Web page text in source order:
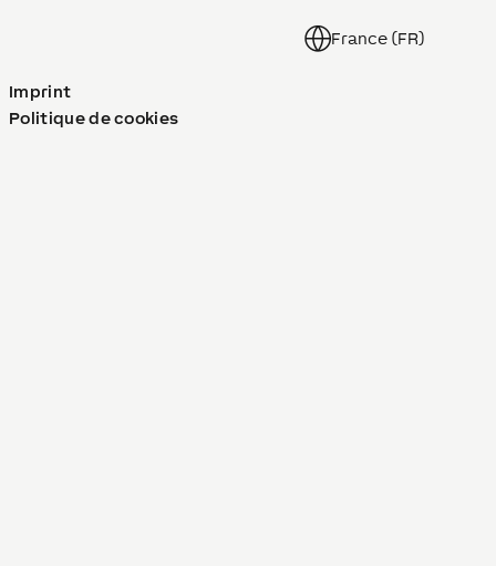
France (FR)
Imprint
Politique de cookies